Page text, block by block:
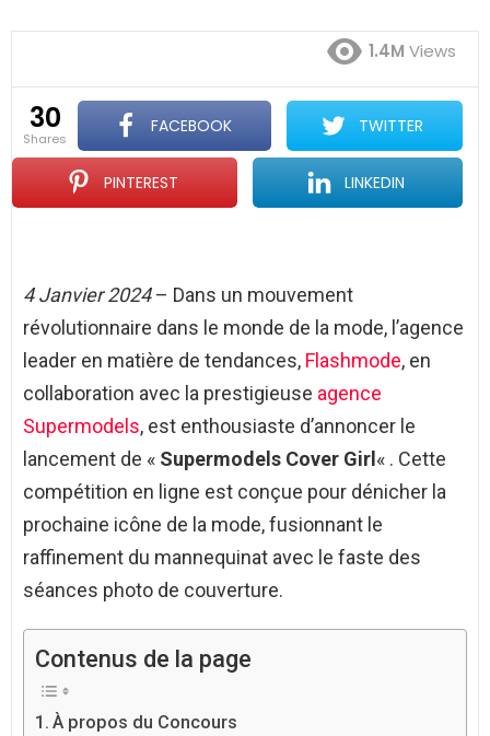
1.4M Views
30
shares
FACEBOOK TWITTER
PINTEREST LINKEDIN
4 Janvier 2024– Dans un mouvement
révolutionnaire dans le monde de la mode, l’agence
leader en matière de tendances, Flashmode, en
collaboration avec la prestigieuse agence
Supermodels, est enthousiaste d’annoncer le
lancement de « Supermodels Cover Girl« . Cette
compétition en ligne est conçue pour dénicher la
prochaine icône de la mode, fusionnant le
raffinement du mannequinat avec le faste des
séances photo de couverture.
Contenus de la page
À propos du Concours